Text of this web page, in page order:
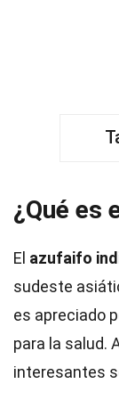
¿Qué es
El azufaifo
sudeste
es apreciado
para la salud.
interesantes